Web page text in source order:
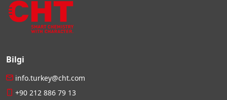
Bilgi
info.turkey@cht.com
+90 212 886 79 13